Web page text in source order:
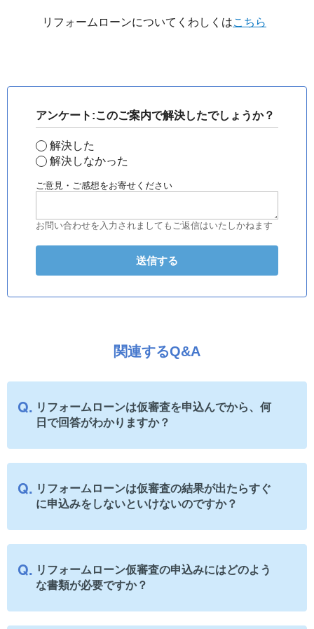
リフォームローンについてくわしくはこちら
アンケート:このご案内で解決したでしょうか？
解決した
解決しなかった
ご意見・ご感想をお寄せください
お問い合わせを入力されましてもご返信はいたしかねます
関連するQ&A
リフォームローンは仮審査を申込んでから、何
日で回答がわかりますか？
リフォームローンは仮審査の結果が出たらすぐ
に申込みをしないといけないのですか？
リフォームローン仮審査の申込みにはどのよう
な書類が必要ですか？